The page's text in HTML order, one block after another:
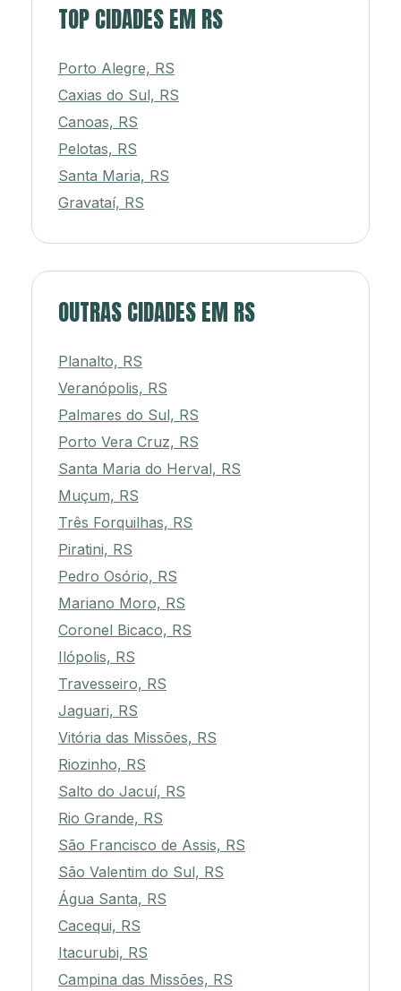
TOP CIDADES EM RS
Porto Alegre, RS
Caxias do Sul, RS
Canoas, RS
Pelotas, RS
Santa Maria, RS
Gravataí, RS
OUTRAS CIDADES EM RS
Planalto, RS
Veranópolis, RS
Palmares do Sul, RS
Porto Vera Cruz, RS
Santa Maria do Herval, RS
Muçum, RS
Três Forquilhas, RS
Piratini, RS
Pedro Osório, RS
Mariano Moro, RS
Coronel Bicaco, RS
Ilópolis, RS
Travesseiro, RS
Jaguari, RS
Vitória das Missões, RS
Riozinho, RS
Salto do Jacuí, RS
Rio Grande, RS
São Francisco de Assis, RS
São Valentim do Sul, RS
Água Santa, RS
Cacequi, RS
Itacurubi, RS
Campina das Missões, RS